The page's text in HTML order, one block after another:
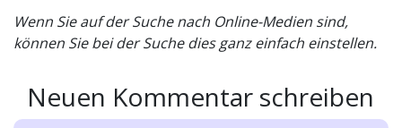
Wenn Sie auf der Suche nach Online-Medien sind,
können Sie bei der Suche dies ganz einfach einstellen.
Neuen Kommentar schreiben